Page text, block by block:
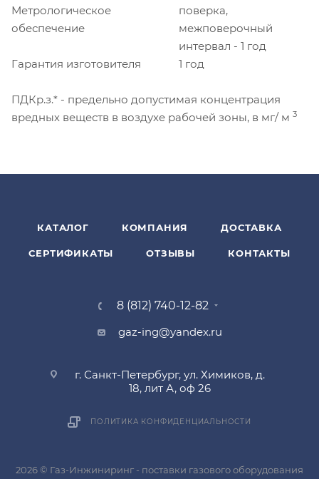
Метрологическое
обеспечение
поверка,
межповерочный
интервал - 1 год
Гарантия изготовителя
1 год
ПДКр.з.* - предельно допустимая концентрация
вредных веществ в воздухе рабочей зоны, в мг/ м 3
КАТАЛОГ КОМПАНИЯ ДОСТАВКА
СЕРТИФИКАТЫ ОТЗЫВЫ КОНТАКТЫ
8 (812) 740-12-82
gaz-ing@yandex.ru
г. Санкт-Петербург, ул. Химиков, д.
18, лит А, оф 26
ПОЛИТИКА КОНФИДЕНЦИАЛЬНОСТИ
2026 © Газ-Инжиниринг - поставки газового оборудования